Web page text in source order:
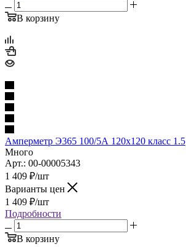
В корзину
Амперметр Э365 100/5А 120х120 класс 1.5
Много
Арт.: 00-00005343
1 409 ₽/шт
Варианты цен
1 409 ₽/шт
Подробности
В корзину